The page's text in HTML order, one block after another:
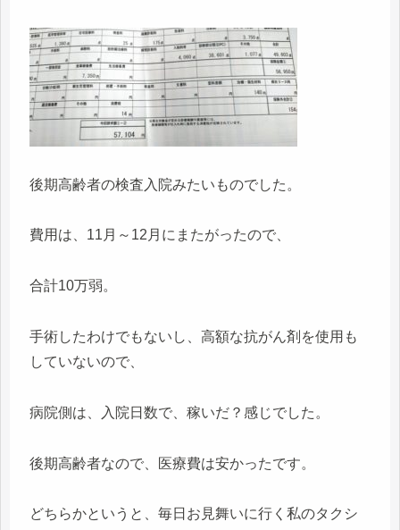
後期高齢者の検査入院みたいものでした。
費用は、11月～12月にまたがったので、
合計10万弱。
手術したわけでもないし、高額な抗がん剤を使用も
していないので、
病院側は、入院日数で、稼いだ？感じでした。
後期高齢者なので、医療費は安かったです。
どちらかというと、毎日お見舞いに行く私のタクシ